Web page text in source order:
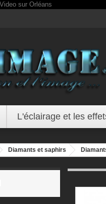
L'éclairage et les
Diamants et saphirs